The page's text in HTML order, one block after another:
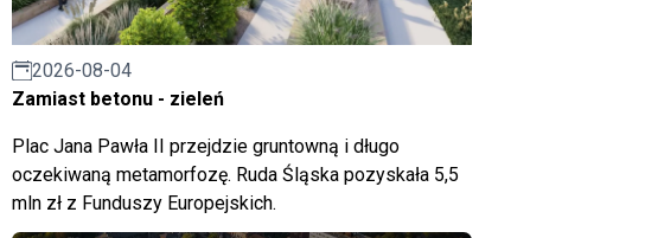
2026-08-04
Zamiast betonu - zieleń
Plac Jana Pawła II przejdzie gruntowną i długo
oczekiwaną metamorfozę. Ruda Śląska pozyskała 5,5
mln zł z Funduszy Europejskich.